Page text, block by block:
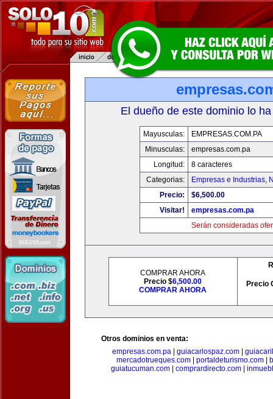
El dueño de este dominio lo
Mayusculas:
EMPRESAS.COM.PA
Minusculas:
empresas.com.pa
Longitud:
8 caracteres
Categorias:
Empresas e Industrias,
Precio:
$6,500.00
Visitar!
empresas.com.pa
Serán consideradas
COMPRAR AHORA
Precio $6,500.00
COMPRAR AHORA
Precio
Otros dominios en venta:
empresas.com.pa| guiacarlospaz.com|
mercadotrueques.com| portaldeturismo.com|
guiatucuman.com
comprardirecto.com